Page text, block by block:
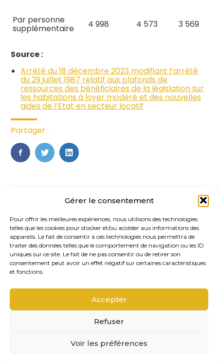
Gérer le consentement
Pour offrir les meilleures expériences, nous utilisons des technologies
telles que les cookies pour stocker et/ou accéder aux informations des
appareils. Le fait de consentir à ces technologies nous permettra de
traiter des données telles que le comportement de navigation ou les ID
uniques sur ce site. Le fait de ne pas consentir ou de retirer son
consentement peut avoir un effet négatif sur certaines caractéristiques
et fonctions.
Accepter
Refuser
Voir les préférences
Par personne
supplémentaire 4 998 4 573 3 569
Source :
Arrêté du 18 décembre 2023 modifiant l’arrêté
du 29 juillet 1987 relatif aux plafonds de
ressources des bénéficiaires de la législation sur
les habitations à loyer modéré et des nouvelles
aides de l’Etat en secteur locatif
Partager :
FaceBook
TwitterLinkedIn
Footer
Principale
20, rue des Gaudines 78100 – Saint
Germain-en-Laye
Linkedin
MENTIONS LÉGALES
PLAN DU SITE